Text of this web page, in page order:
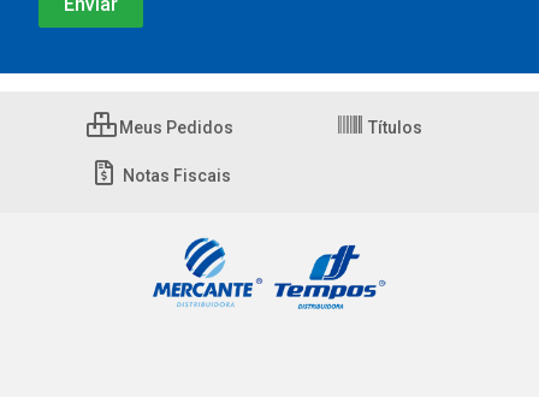
Meus Pedidos Títulos
Notas Fiscais